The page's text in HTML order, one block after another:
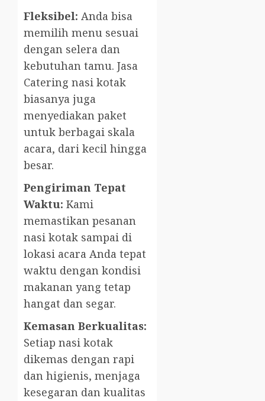
Fleksibel: Anda bisa
memilih menu sesuai
dengan selera dan
kebutuhan tamu. Jasa
Catering nasi kotak
biasanya juga
menyediakan paket
untuk berbagai skala
acara, dari kecil hingga
besar.
Pengiriman Tepat
Waktu: Kami
memastikan pesanan
nasi kotak sampai di
lokasi acara Anda tepat
waktu dengan kondisi
makanan yang tetap
hangat dan segar.
Kemasan Berkualitas:
Setiap nasi kotak
dikemas dengan rapi
dan higienis, menjaga
kesegaran dan kualitas